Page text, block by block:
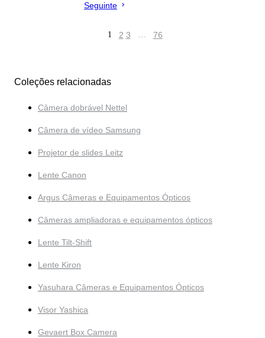
Seguinte
1 2 3 … 76
Coleções relacionadas
Câmera dobrável Nettel
Câmera de vídeo Samsung
Projetor de slides Leitz
Lente Canon
Argus Câmeras e Equipamentos Ópticos
Câmeras ampliadoras e equipamentos ópticos
Lente Tilt-Shift
Lente Kiron
Yasuhara Câmeras e Equipamentos Ópticos
Visor Yashica
Gevaert Box Camera